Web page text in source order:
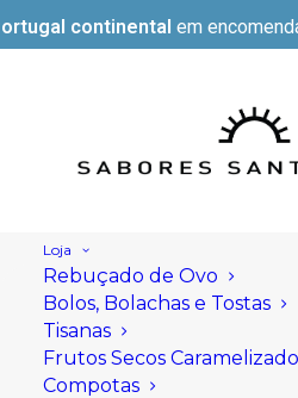
continental em
Loja
Rebuçado de Ovo
Bolos, Bolachas e Tostas
Tisanas
Frutos Secos
Compotas